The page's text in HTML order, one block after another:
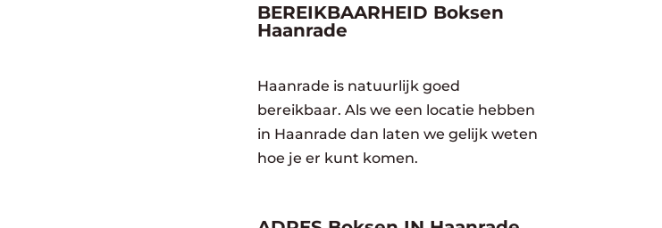
BEREIKBAARHEID Boksen
Haanrade
Haanrade is natuurlijk goed
bereikbaar. Als we een locatie hebben
in Haanrade dan laten we gelijk weten
hoe je er kunt komen.